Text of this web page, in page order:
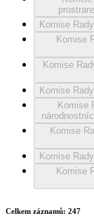
Komise
Komise
Komise
Komise
Komise
Komise
Komise
Komise
Celkem záznamů: 247